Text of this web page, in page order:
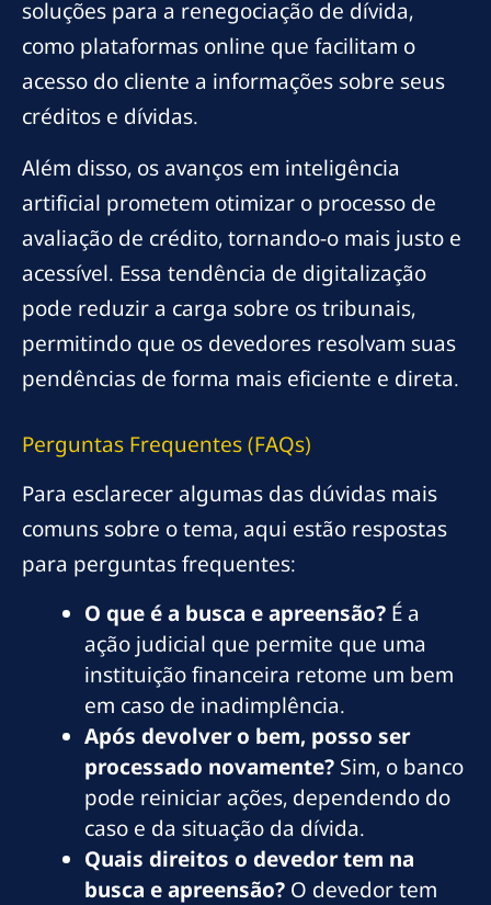
soluções para a renegociação de dívida,
como plataformas online que facilitam o
acesso do cliente a informações sobre seus
créditos e dívidas.
Além disso, os avanços em inteligência
artificial prometem otimizar o processo de
avaliação de crédito, tornando-o mais justo e
acessível. Essa tendência de digitalização
pode reduzir a carga sobre os tribunais,
permitindo que os devedores resolvam suas
pendências de forma mais eficiente e direta.
Perguntas Frequentes (FAQs)
Para esclarecer algumas das dúvidas mais
comuns sobre o tema, aqui estão respostas
para perguntas frequentes:
O que é a busca e apreensão? É a
ação judicial que permite que uma
instituição financeira retome um bem
em caso de inadimplência.
Após devolver o bem, posso ser
processado novamente? Sim, o banco
pode reiniciar ações, dependendo do
caso e da situação da dívida.
Quais direitos o devedor tem na
busca e apreensão? O devedor tem